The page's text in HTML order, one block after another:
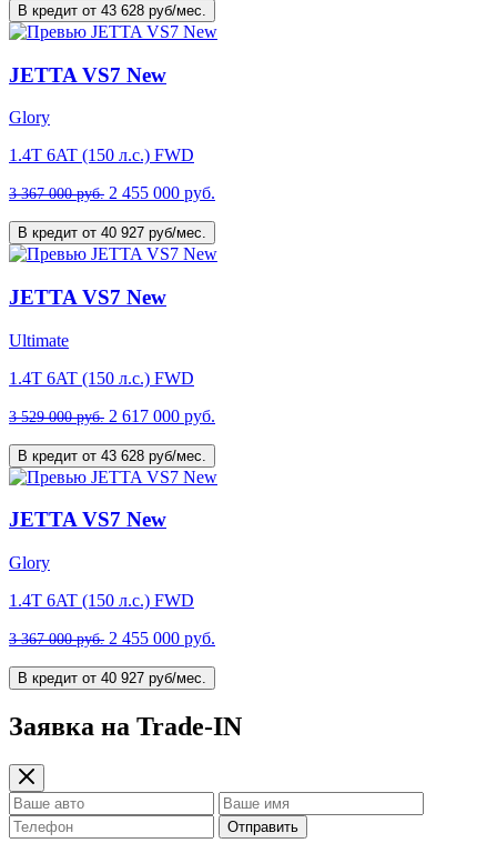
В кредит от 43 628 руб/мес.
JETTA VS7 New
Glory
1.4T 6AT (150 л.с.) FWD
3 367 000 руб. 2 455 000 руб.
В кредит от 40 927 руб/мес.
JETTA VS7 New
Ultimate
1.4T 6AT (150 л.с.) FWD
3 529 000 руб. 2 617 000 руб.
В кредит от 43 628 руб/мес.
JETTA VS7 New
Glory
1.4T 6AT (150 л.с.) FWD
3 367 000 руб. 2 455 000 руб.
В кредит от 40 927 руб/мес.
Заявка на Trade-IN
Отправить